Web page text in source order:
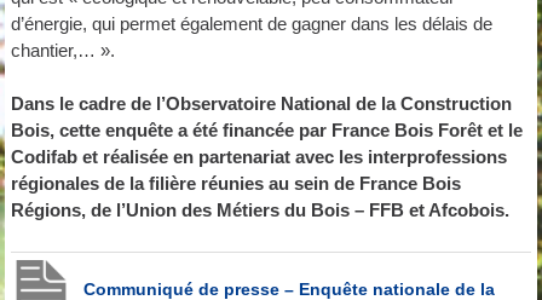
d’énergie, qui permet également de gagner dans les délais de
chantier,… ».
Dans le cadre de l’Observatoire National de la Construction
Bois, cette enquête a été financée par France Bois Forêt et le
Codifab et réalisée en partenariat avec les interprofessions
régionales de la filière réunies au sein de France Bois
Régions, de l’Union des Métiers du Bois – FFB et Afcobois.
Communiqué de presse – Enquête nationale de la